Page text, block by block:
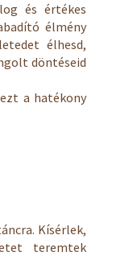
és értékes
élmény
élhesd,
döntéseid
a hatékony
Kísérlek,
teremtek